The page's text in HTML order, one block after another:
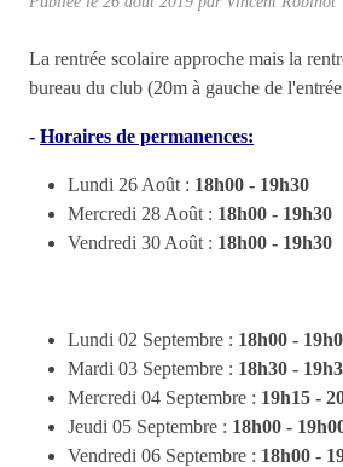
La rentrée scolaire approche mais la
bureau du club (20m à gauche de
- Horaires de permanences:
Lundi 26 Août : 18h00 - 19h30
Mercredi 28 Août : 18h00 - 19h30
Vendredi 30 Août : 18h00 - 19h30
Lundi 02 Septembre : 18h00 -
Mardi 03 Septembre : 18h30 -
Mercredi 04 Septembre : 19h15 -
Jeudi 05 Septembre : 18h00 -
Vendredi 06 Septembre : 18h00 -